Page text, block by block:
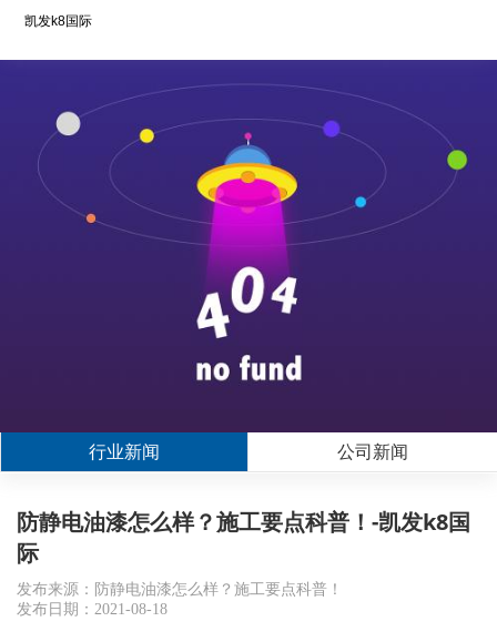
凯发k8国际
行业新闻 公司新闻
防静电油漆怎么样？施工要点科普！-凯发k8国
际
发布来源：防静电油漆怎么样？施工要点科普！
发布日期：2021-08-18